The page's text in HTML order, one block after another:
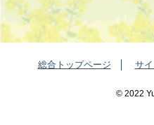
総合トップページ サ
©️ 2022